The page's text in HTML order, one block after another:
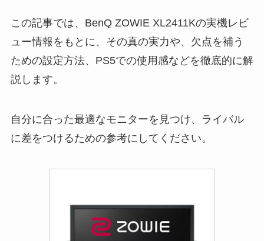
この記事では、BenQ ZOWIE XL2411Kの実機レビ
ュー情報をもとに、その真の実力や、欠点を補う
ための設定方法、PS5での使用感などを徹底的に解
説します。
自分に合った最適なモニターを見つけ、ライバル
に差をつけるための参考にしてください。